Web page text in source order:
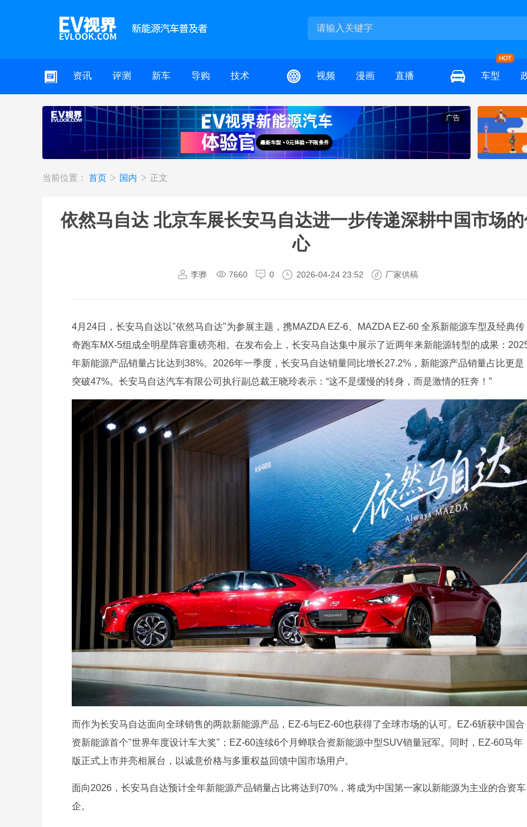
资讯 评测 新车 导购 技术 视频 漫画 直播 车型
广告
当前位置： 首页 国内 正文
依然马自达 北京车展长安马自达进一步传递深耕中国市场
心
李骅 7660 0 2026-04-24 23:52 厂家供稿
4月24日，长安马自达以"依然马自达"为参展主题，携MAZDA EZ-6、MAZDA EZ-60 全系新能源车型及经典传
奇跑车MX-5组成全明星阵容重磅亮相。在发布会上，长安马自达集中展示了近两年来新能源转型的成果：
年新能源产品销量占比达到38%。2026年一季度，长安马自达销量同比增长27.2%，新能源产品销量占比更是
突破47%。长安马自达汽车有限公司执行副总裁王晓玲表示：“这不是缓慢的转身，而是激情的狂奔！”
而作为长安马自达面向全球销售的两款新能源产品，EZ-6与EZ-60也获得了全球市场的认可。EZ-6斩获中国合
资新能源首个"世界年度设计车大奖"；EZ-60连续6个月蝉联合资新能源中型SUV销量冠军。同时，EZ-60马年
版正式上市并亮相展台，以诚意价格与多重权益回馈中国市场用户。
面向2026，长安马自达预计全年新能源产品销量占比将达到70%，将成为中国第一家以新能源为主业的合资车
企。